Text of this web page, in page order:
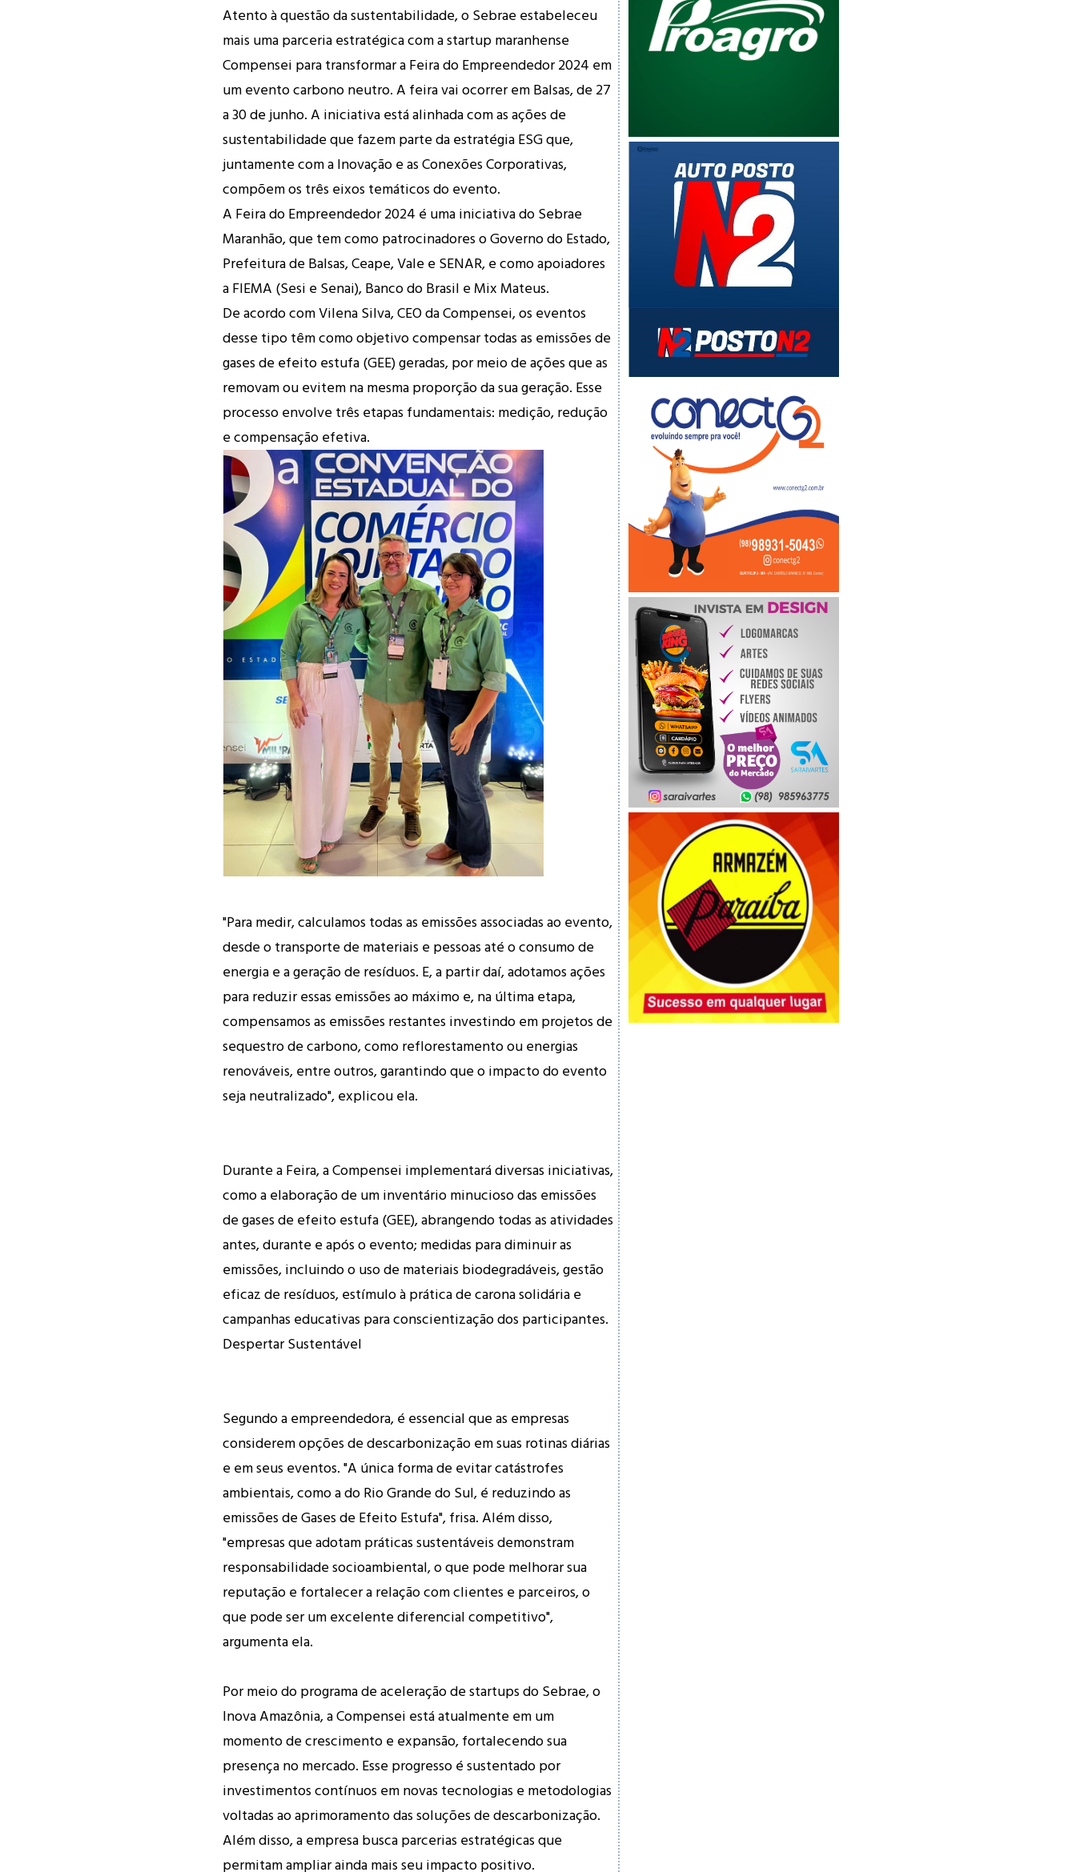
Atento à questão da sustentabilidade, o Sebrae estabeleceu
mais uma parceria estratégica com a startup maranhense
Compensei para transformar a Feira do Empreendedor 2024 em
um evento carbono neutro. A feira vai ocorrer em Balsas, de 27
a 30 de junho. A iniciativa está alinhada com as ações de
sustentabilidade que fazem parte da estratégia ESG que,
juntamente com a Inovação e as Conexões Corporativas,
compõem os três eixos temáticos do evento.
A Feira do Empreendedor 2024 é uma iniciativa do Sebrae
Maranhão, que tem como patrocinadores o Governo do Estado,
Prefeitura de Balsas, Ceape, Vale e SENAR, e como apoiadores
a FIEMA (Sesi e Senai), Banco do Brasil e Mix Mateus.
De acordo com Vilena Silva, CEO da Compensei, os eventos
desse tipo têm como objetivo compensar todas as emissões de
gases de efeito estufa (GEE) geradas, por meio de ações que as
removam ou evitem na mesma proporção da sua geração. Esse
processo envolve três etapas fundamentais: medição, redução
e compensação efetiva.
"Para medir, calculamos todas as emissões associadas ao evento,
desde o transporte de materiais e pessoas até o consumo de
energia e a geração de resíduos. E, a partir daí, adotamos ações
para reduzir essas emissões ao máximo e, na última etapa,
compensamos as emissões restantes investindo em projetos de
sequestro de carbono, como reflorestamento ou energias
renováveis, entre outros, garantindo que o impacto do evento
seja neutralizado", explicou ela.
Durante a Feira, a Compensei implementará diversas iniciativas,
como a elaboração de um inventário minucioso das emissões
de gases de efeito estufa (GEE), abrangendo todas as atividades
antes, durante e após o evento; medidas para diminuir as
emissões, incluindo o uso de materiais biodegradáveis, gestão
eficaz de resíduos, estímulo à prática de carona solidária e
campanhas educativas para conscientização dos participantes.
Despertar Sustentável
Segundo a empreendedora, é essencial que as empresas
considerem opções de descarbonização em suas rotinas diárias
e em seus eventos. "A única forma de evitar catástrofes
ambientais, como a do Rio Grande do Sul, é reduzindo as
emissões de Gases de Efeito Estufa", frisa. Além disso,
"empresas que adotam práticas sustentáveis demonstram
responsabilidade socioambiental, o que pode melhorar sua
reputação e fortalecer a relação com clientes e parceiros, o
que pode ser um excelente diferencial competitivo",
argumenta ela.
Por meio do programa de aceleração de startups do Sebrae, o
Inova Amazônia, a Compensei está atualmente em um
momento de crescimento e expansão, fortalecendo sua
presença no mercado. Esse progresso é sustentado por
investimentos contínuos em novas tecnologias e metodologias
voltadas ao aprimoramento das soluções de descarbonização.
Além disso, a empresa busca parcerias estratégicas que
permitam ampliar ainda mais seu impacto positivo.